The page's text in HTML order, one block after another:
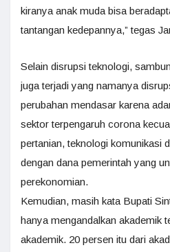
kiranya anak muda bisa
tantangan kedepannya,” tegas
Selain disrupsi teknologi,
juga terjadi yang namanya
perubahan mendasar karena
sektor terpengaruh corona
pertanian, teknologi komunikasi
dengan dana pemerintah yang
perekonomian.
Kemudian, masih kata Bupati
hanya mengandalkan akademik
akademik. 20 persen itu dari